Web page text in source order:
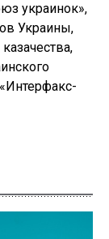
украинок»,
Украины,